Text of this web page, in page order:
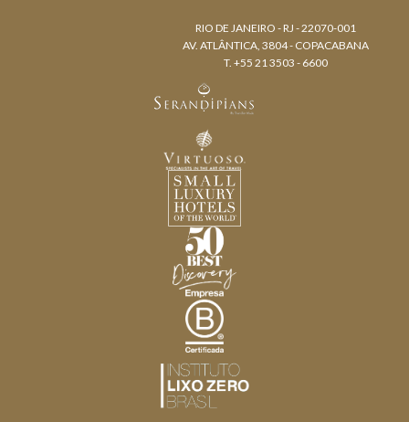
RIO DE JANEIRO - RJ - 22070-001
AV. ATLÂNTICA, 3804 - COPACABANA
T. +55 21 3503 - 6600